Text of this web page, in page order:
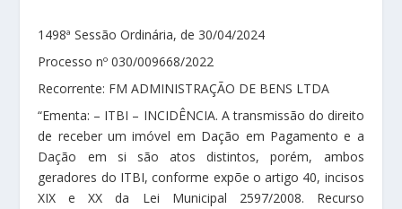
1498ª Sessão Ordinária, de 30/04/2024
Processo nº 030/009668/2022
Recorrente: FM ADMINISTRAÇÃO DE BENS LTDA
“Ementa: – ITBI – INCIDÊNCIA. A transmissão do direito
de receber um imóvel em Dação em Pagamento e a
Dação em si são atos distintos, porém, ambos
geradores do ITBI, conforme expõe o artigo 40, incisos
XIX e XX da Lei Municipal 2597/2008. Recurso